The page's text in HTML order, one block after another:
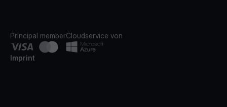
Principal memberCloudservice von
Imprint